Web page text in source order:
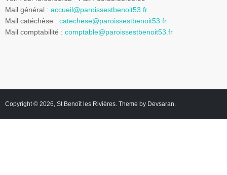
Mail général : accueil@paroissestbenoit53.fr
Mail catéchèse : catechese@paroissestbenoit53.fr
Mail comptabilité : comptable@paroissestbenoit53.fr
Copyright © 2026, St Benoît les Rivières. Theme by Devsaran.